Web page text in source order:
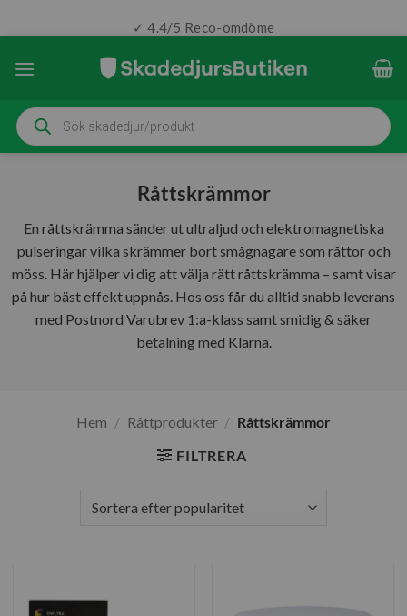
✓ 4.4/5 Reco-omdöme
Produktsökning
Råttskrämmor
En råttskrämma sänder ut ultraljud och elektromagnetiska
pulseringar vilka skrämmer bort smågnagare som råttor och
möss. Här hjälper vi dig att välja rätt råttskrämma – samt visar
på hur bäst effekt uppnås. Hos oss får du alltid snabb leverans
med Postnord Varubrev 1:a-klass samt smidig & säker
betalning med Klarna.
Hem / Råttprodukter / Råttskrämmor
FILTRERA